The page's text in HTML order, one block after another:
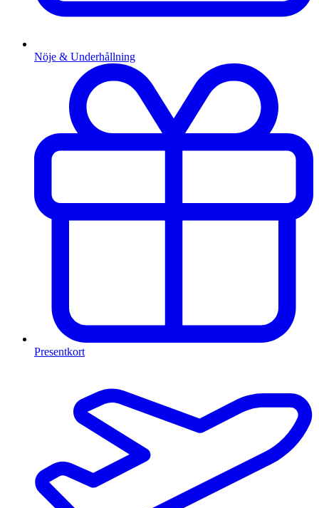
Nöje & Underhållning
Presentkort